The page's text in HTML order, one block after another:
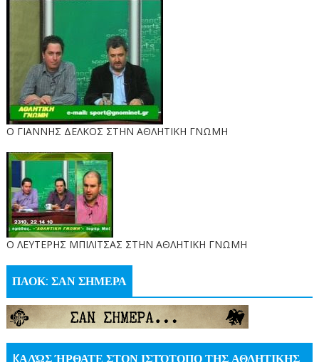
Ο ΓΙΑΝΝΗΣ ΔΕΛΚΟΣ ΣΤΗΝ ΑΘΛΗΤΙΚΗ ΓΝΩΜΗ
O ΛΕΥΤΕΡΗΣ ΜΠΙΛΙΤΣΑΣ ΣΤΗΝ ΑΘΛΗΤΙΚΗ ΓΝΩΜΗ
ΠΑΟΚ: ΣΑΝ ΣΗΜΕΡΑ
KΑΛΏΣ ΉΡΘΑΤΕ ΣΤΟΝ ΙΣΤΌΤΟΠΟ ΤΗΣ ΑΘΛΗΤΙΚΗΣ